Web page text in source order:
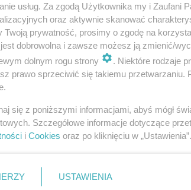
nie stanowi i nie zastępuje porady lekarskiej.
Redakcja i wydawca serwisu nie ponoszą
świadczeń zdrowotnych w rozumieniu art. 3
usług. Za zgodą Użytkownika my i Zaufani
oraz aktywnie skanować
Twoją prywatność, prosimy o zgodę na
dobrowolna i zawsze możesz ją zmienić/
dolnym rogu strony
. Niektóre rodzaje
prawo sprzeciwić się takiemu przetwarzaniu.
się z poniższymi informacjami, abyś mógł
Szczegółowe informacje dotyczące
i Cookies oraz po kliknięciu w „Ustawienia”.
USTAWIENIA